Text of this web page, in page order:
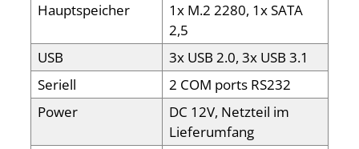
Hauptspeicher
1x M.2 2280, 1x SATA
2,5
USB
3x USB 2.0, 3x USB 3.1
Seriell
2 COM ports RS232
Power
DC 12V, Netzteil im
Lieferumfang